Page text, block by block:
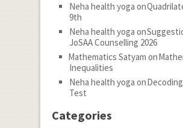
Neha health yoga on
9th
Neha health yoga on
JoSAA Counselling 2026
Mathematics Satyam on
Inequalities
Neha health yoga on
Test
Categories